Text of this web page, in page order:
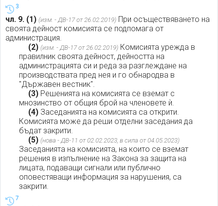
3
чл. 9. (1) (изм. - ДВ-17 от 26.02.2019) При осъществяването на
своята дейност комисията се подпомага от
администрация.
(2) (изм. - ДВ-17 от 26.02.2019) Комисията урежда в
правилник своята дейност, дейността на
администрацията си и реда за разглеждане на
производствата пред нея и го обнародва в
"Държавен вестник".
(3) Решенията на комисията се вземат с
мнозинство от общия брой на членовете ѝ.
(4) Заседанията на комисията са открити.
Комисията може да реши отделни заседания да
бъдат закрити.
(5) (нова - ДВ-11 от 02.02.2023, в сила от 04.05.2023)
Заседанията на комисията, на които се вземат
решения в изпълнение на Закона за защита на
лицата, подаващи сигнали или публично
оповестяващи информация за нарушения, са
закрити.
7